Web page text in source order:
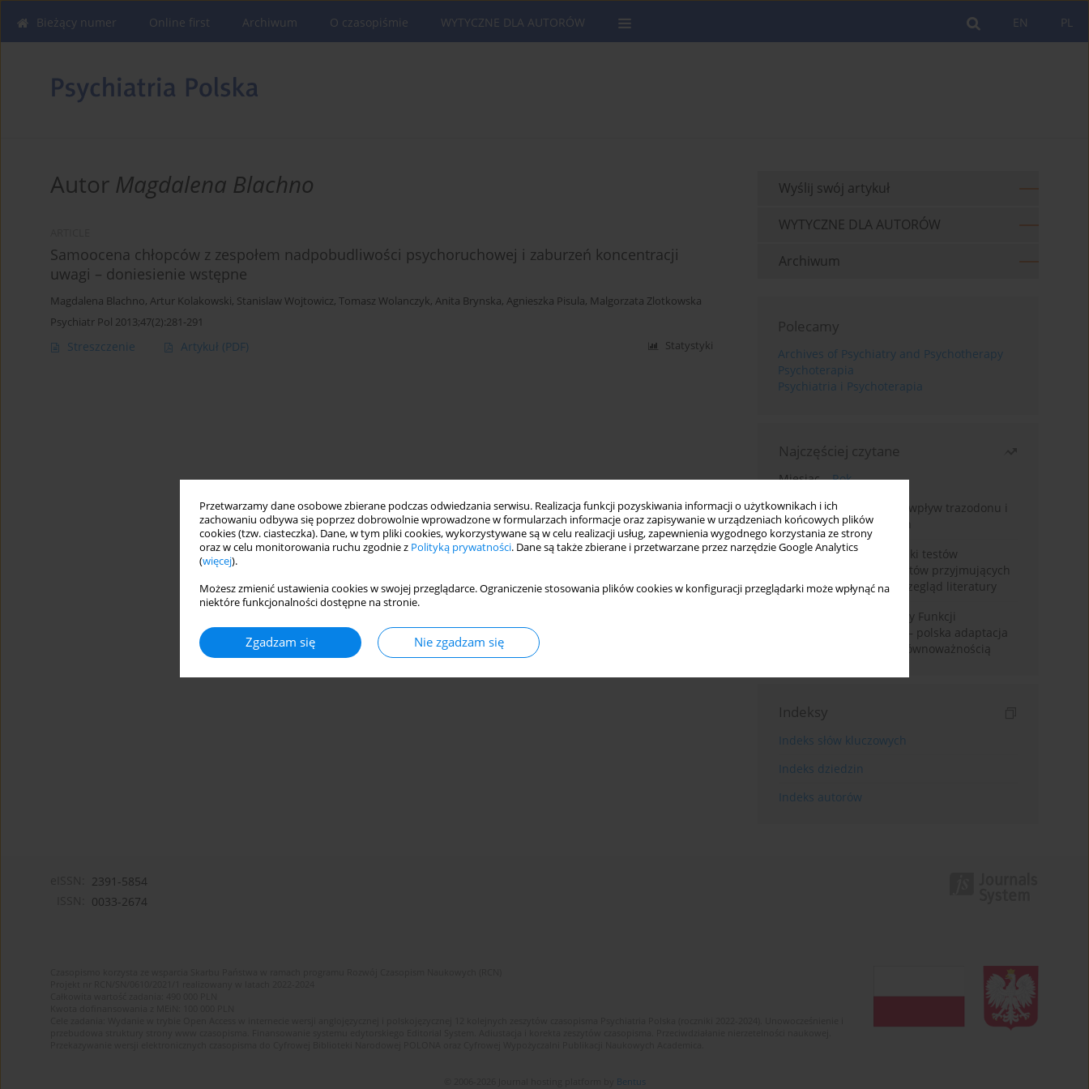
Przetwarzamy dane osobowe zbierane podczas odwiedzania serwisu. Realizacja funkcji pozyskiwania informacji o użytkownikach i ich
zachowaniu odbywa się poprzez dobrowolnie wprowadzone w formularzach informacje oraz zapisywanie w urządzeniach końcowych plików
cookies (tzw. ciasteczka). Dane, w tym pliki cookies, wykorzystywane są w celu realizacji usług, zapewnienia wygodnego korzystania ze strony
oraz w celu monitorowania ruchu zgodnie z Polityką prywatności. Dane są także zbierane i przetwarzane przez narzędzie Google Analytics
(więcej).
Możesz zmienić ustawienia cookies w swojej przeglądarce. Ograniczenie stosowania plików cookies w konfiguracji przeglądarki może wpłynąć na
niektóre funkcjonalności dostępne na stronie.
Zgadzam się Nie zgadzam się
PL
EN
Bieżący numer Online first Archiwum O czasopiśmie WYTYCZNE DLA AUTORÓW
Autor Magdalena Blachno
Samoocena chłopców z zespołem nadpobudliwości psychoruchowej i zaburzeń koncentracji
uwagi – doniesienie wstępne
Magdalena Blachno, Artur Kolakowski, Stanislaw Wojtowicz, Tomasz Wolanczyk, Anita Brynska, Agnieszka Pisula, Malgorzata Zlotkowska
Psychiatr Pol 2013;47(2):281-291
Streszczenie Artykuł (PDF) Statystyki
Wyślij swój artykuł
WYTYCZNE DLA AUTORÓW
Archiwum
Polecamy
Archives of Psychiatry and Psychotherapy
Psychoterapia
Psychiatria i Psychoterapia
Najczęściej czytane
Miesiąc
Rok
Leczenie bezsenności – wpływ trazodonu i
leków nasennych na sen
Fałszywie dodatnie wyniki testów
narkotykowych u pacjentów przyjmujących
leki psychotropowe – przegląd literatury
Montrealska Skala Oceny Funkcji
Poznawczych MoCA 7.2.– polska adaptacja
metody i badania nad równoważnością
Indeksy
Indeks słów kluczowych
Indeks dziedzin
Indeks autorów
2391-5854
0033-2674
Bentus